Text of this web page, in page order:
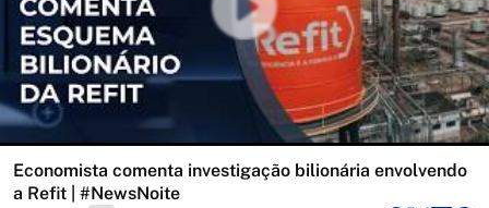
Economista comenta investigação bilionária envolvendo
a Refit | #NewsNoite